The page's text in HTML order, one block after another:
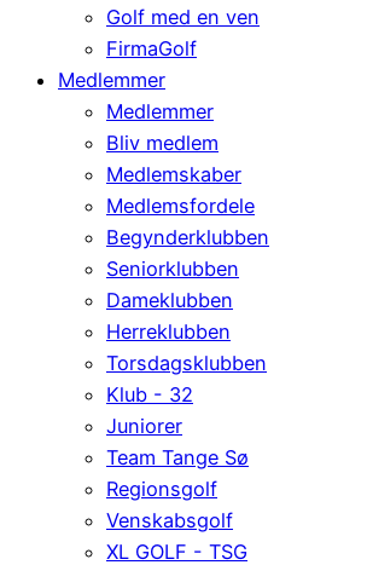
Golf med en ven
FirmaGolf
Medlemmer
Medlemmer
Bliv medlem
Medlemskaber
Medlemsfordele
Begynderklubben
Seniorklubben
Dameklubben
Herreklubben
Torsdagsklubben
Klub - 32
Juniorer
Team Tange Sø
Regionsgolf
Venskabsgolf
XL GOLF - TSG